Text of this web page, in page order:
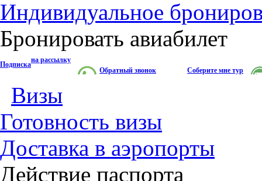
Индивидуальное
Бронировать авиабилет
Обратный звонок Соберите мне тур
Подписка
на рассылку
Визы
Готовность визы
Доставка в аэропорты
Действие паспорта